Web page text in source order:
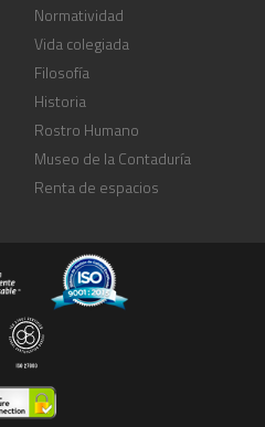
Normatividad
Vida colegiada
Filosofía
Historia
Rostro Humano
Museo de la Contaduría
Renta de espacios